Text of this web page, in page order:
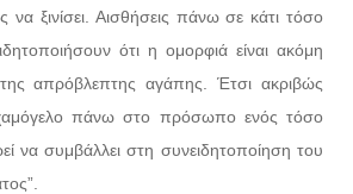
να ξινίσει. Αισθήσεις πάνω σε κάτι τόσο
ότι η ομορφιά είναι ακόμη
απρόβλεπτης αγάπης. Έτσι ακριβώς
πάνω στο πρόσωπο ενός τόσο
να συμβάλλει στη συνειδητοποίηση του